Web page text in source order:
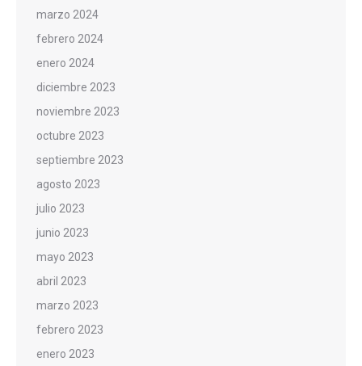
marzo 2024
febrero 2024
enero 2024
diciembre 2023
noviembre 2023
octubre 2023
septiembre 2023
agosto 2023
julio 2023
junio 2023
mayo 2023
abril 2023
marzo 2023
febrero 2023
enero 2023